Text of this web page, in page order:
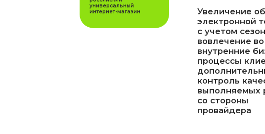
внутренние бизнес-
процессы клиента и
дополнительный
контроль качества
выполняемых работ
со стороны
провайдера